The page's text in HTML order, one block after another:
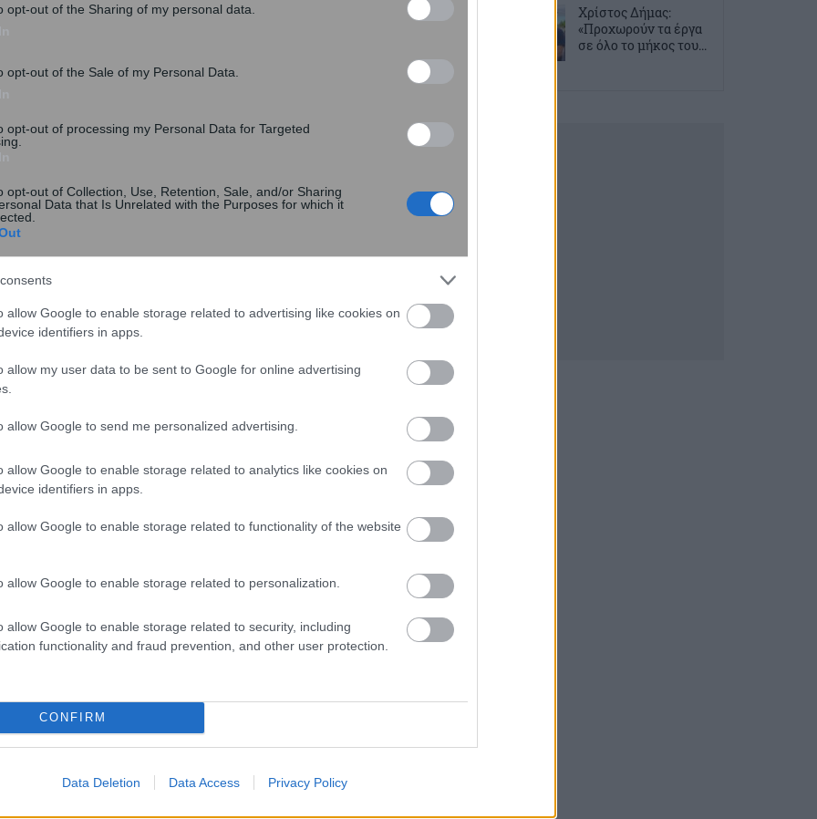
opt-out of the Sharing of my personal data.
opt-out of the Sale of my Personal Data.
opt-out of processing my Personal Data for Targeted
opt-out of Collection, Use, Retention, Sale, and/or Sharing
Data that Is Unrelated with the Purposes for which it
allow Google to enable storage related to advertising like cookies on
identifiers in apps.
allow my user data to be sent to Google for online advertising
allow Google to send me personalized advertising.
allow Google to enable storage related to analytics like cookies on
identifiers in apps.
allow Google to enable storage related to functionality of the website
allow Google to enable storage related to personalization.
allow Google to enable storage related to security, including
functionality and fraud prevention, and other user protection.
CONFIRM
Data Deletion Data Access Privacy Policy
σχολίασε και εσύ
Χρίστος Δήμας:
«Προχωρούν τα έργα
σε όλο το μήκος του...